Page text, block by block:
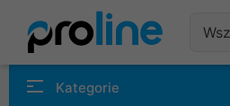
Kategorie